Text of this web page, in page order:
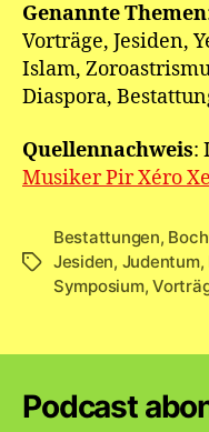
Genannte Themen
Vorträge, Jesiden,
Islam,
Diaspora,
Quellennachweis:
Musiker Pir Xéro
Schlagwörter
Bestattungen,
Jesiden, Judentum,
Symposium,
Podcast